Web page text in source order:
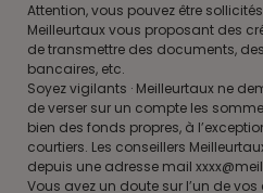
Attention, vous pouvez être
Meilleurtaux vous proposant des
de transmettre des documents,
bancaires, etc.
Soyez vigilants · Meilleurtaux ne
de verser sur un compte les
bien des fonds propres, à
courtiers. Les conseillers
depuis une adresse mail
Vous avez un doute sur l’un de